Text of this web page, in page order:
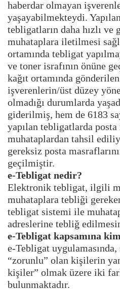
haberdar olmayan
yaşayabilmekteydi.
tebligatların daha hızlı
muhataplara iletilmesi
ortamında tebligat
ve toner israfının önüne
kağıt ortamında
işverenlerin/üst düzey
olmadığı durumlarda
giderilmiş, hem de 6183
yapılan tebligatlarda posta
muhataplardan tahsil
gereksiz posta
geçilmiştir.
e-Tebligat nedir?
Elektronik tebligat, ilgili
muhataplara tebliği
tebligat sistemi ile
adreslerine tebliğ
e-Tebligat kapsamına
e-Tebligat
“zorunlu” olan kişilerin
kişiler” olmak üzere iki
bulunmaktadır.